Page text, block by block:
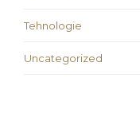
Tehnologie
Uncategorized